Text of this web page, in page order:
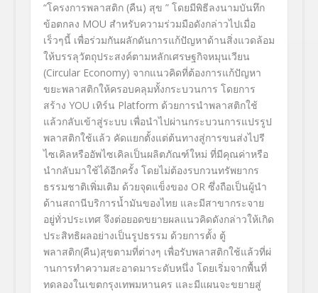
“โครงการพลาสติก (คืน) สุข ” โดยมีพิธีลงนามบันทึก
ข้อตกลง MOU สำหรับความร่วมมือดังกล่าวไปเมื่อ
เร็วๆนี้ เพื่อร่วมกันผลักดันการแก้ปัญหาด้านสิ่งแวดล้อม
ให้บรรลุวัตถุประสงค์ตามหลักเศรษฐกิจหมุนเวียน
(Circular Economy) จากแนวคิดที่ต้องการแก้ปัญหา
ขยะพลาสติกให้ครอบคลุมทั้งกระบวนการ โดยการ
สร้าง YOU เทิร์น Platform ด้วยการนำพลาสติกใช้
แล้วกลับเข้าสู่ระบบ เพื่อนำไปผ่านกระบวนการแปรรูป
พลาสติกใช้แล้ว คัดแยกตั้งแต่ต้นทางสู่การขนส่งไปรี
ไซเคิลหรืออัพไซเคิลเป็นผลิตภัณฑ์ใหม่ ที่มีคุณค่าหรือ
นำกลับมาใช้ได้อีกครั้ง โดยไม่ต้องรบกวนทรัพยากร
ธรรมชาติเพิ่มเติม ด้วยจุดแข็งของ OR ซึ่งถือเป็นผู้นำ
ด้านสถานีบริการน้ำมันของไทย และมีสาขากระจาย
อยู่ทั่วประเทศ จึงต่อยอดขยายผลแนวคิดดังกล่าวให้เกิด
ประสิทธิผลอย่างเป็นรูปธรรม ด้วยการตั้ง ตู้
พลาสติก(คืน)สุขตามที่ต่างๆ เพื่อรับพลาสติกใช้แล้วที่ผ่
านการทำความสะอาดมาระดับหนึ่ง โดยเริ่มจากพื้นที่
ทดลองในเขตกรุงเทพมหานคร และมีแผนจะขยายสู่